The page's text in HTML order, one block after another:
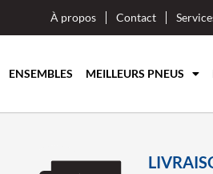
À propos Contact
ENSEMBLES MEILLEURS PNEUS